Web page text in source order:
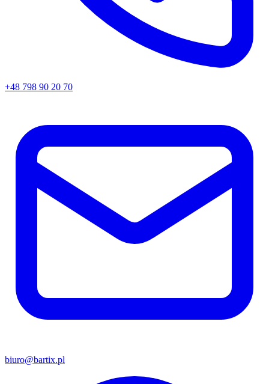
+48 798 90 20 70
biuro@bartix.pl